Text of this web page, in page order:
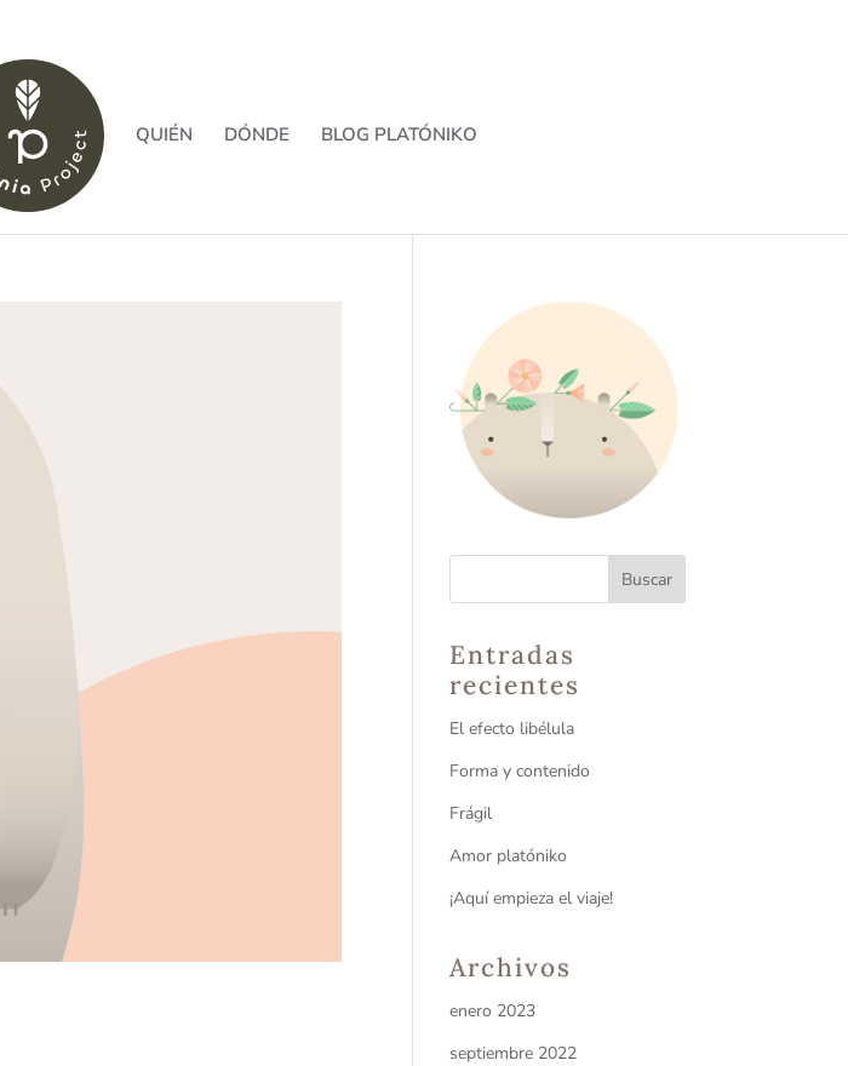
QUIÉN DÓNDE BLOG PLATÓNIKO
Entradas
recientes
El efecto libélula
Forma y contenido
Frágil
Amor platóniko
¡Aquí empieza el viaje!
Archivos
enero 2023
septiembre 2022